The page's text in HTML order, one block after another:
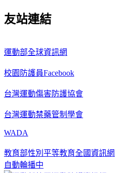
友站連結
運動部全球資訊網
校園防護員Facebook
台灣運動傷害防護協會
台灣運動禁藥管制學會
WADA
教育部性別平等教育全國資訊網
自動輪播中